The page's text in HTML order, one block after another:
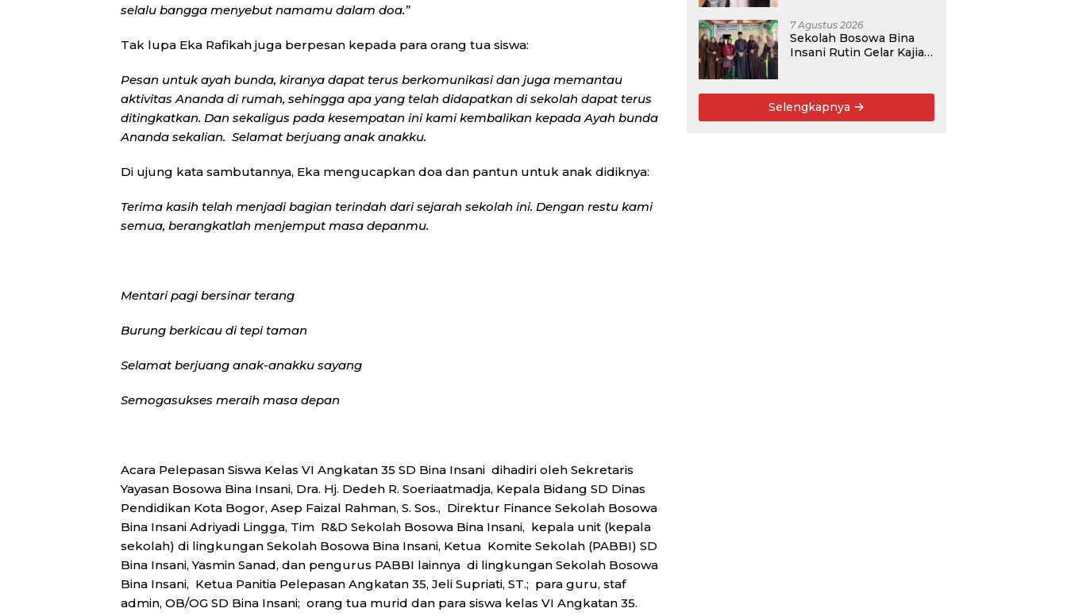
selalu bangga menyebut namamu dalam doa.”
Tak lupa Eka Rafikah juga berpesan kepada para orang tua siswa:
Pesan untuk ayah bunda, kiranya dapat terus berkomunikasi dan juga memantau
aktivitas Ananda di rumah, sehingga apa yang telah didapatkan di sekolah dapat terus
ditingkatkan. Dan sekaligus pada kesempatan ini kami kembalikan kepada Ayah bunda
Ananda sekalian. Selamat berjuang anak anakku.
Di ujung kata sambutannya, Eka mengucapkan doa dan pantun untuk anak didiknya:
Terima kasih telah menjadi bagian terindah dari sejarah sekolah ini. Dengan restu kami
semua, berangkatlah menjemput masa depanmu.
Mentari pagi bersinar terang
Burung berkicau di tepi taman
Selamat berjuang anak-anakku sayang
Semogasukses meraih masa depan
Acara Pelepasan Siswa Kelas VI Angkatan 35 SD Bina Insani dihadiri oleh Sekretaris
Yayasan Bosowa Bina Insani, Dra. Hj. Dedeh R. Soeriaatmadja, Kepala Bidang SD Dinas
Pendidikan Kota Bogor, Asep Faizal Rahman, S. Sos., Direktur Finance Sekolah Bosowa
Bina Insani Adriyadi Lingga, Tim R&D Sekolah Bosowa Bina Insani, kepala unit (kepala
sekolah) di lingkungan Sekolah Bosowa Bina Insani, Ketua Komite Sekolah (PABBI) SD
Bina Insani, Yasmin Sanad, dan pengurus PABBI lainnya di lingkungan Sekolah Bosowa
Bina Insani, Ketua Panitia Pelepasan Angkatan 35, Jeli Supriati, ST.; para guru, staf
admin, OB/OG SD Bina Insani; orang tua murid dan para siswa kelas VI Angkatan 35.
7 Agustus 2026
Sekolah Bosowa Bina
Insani Rutin Gelar Kajian
Umum
Selengkapnya